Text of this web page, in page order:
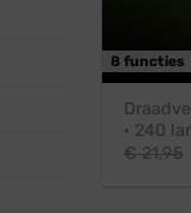
8 functies
· 240
€21,95